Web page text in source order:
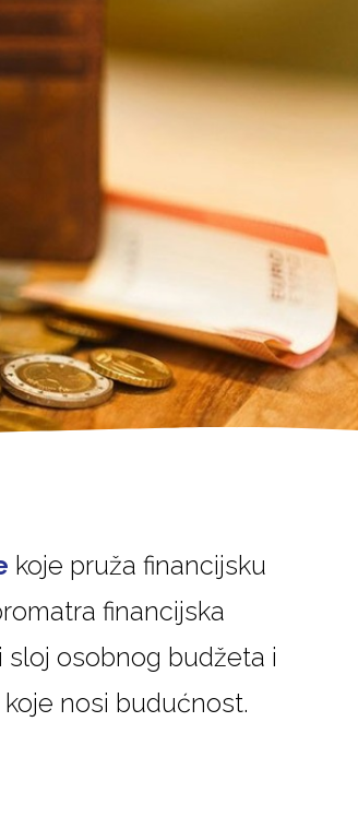
koje pruža financijsku
financijska
osobnog budžeta i
nosi budućnost.